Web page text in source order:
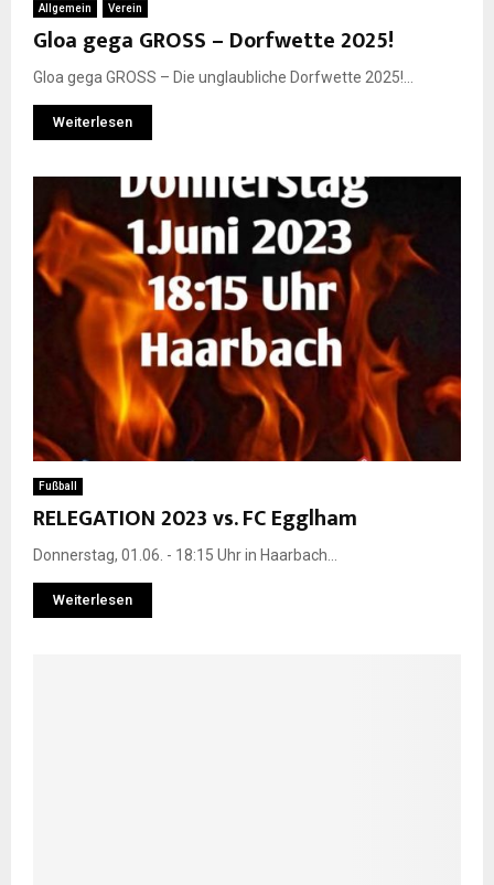
Allgemein Verein
Gloa gega GROSS – Dorfwette 2025!
Gloa gega GROSS – Die unglaubliche Dorfwette 2025!...
Weiterlesen
Fußball
RELEGATION 2023 vs. FC Egglham
Donnerstag, 01.06. - 18:15 Uhr in Haarbach...
Weiterlesen